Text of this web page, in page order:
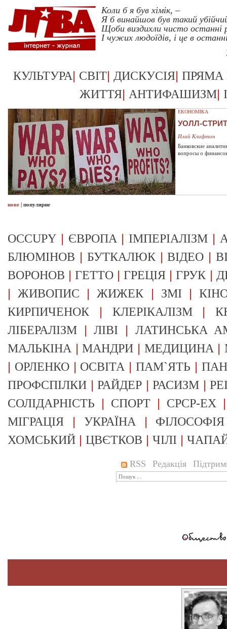
Коли б я був хімік, –
Я б винайшов був такий
Щоби виздихли чисто останні
І чужих людоїдів, і це в
КУЛЬТУРА| СВІТ| ДИСКУСІЯ| ПРЯМА
ЖИТТЯ| АНТИФАШИЗМ|
ЕКОНОМІКА
УОЛЛ-
Илай Клифтон
Банковские
вопросы о
нове | популярне
OCCUPY | ЄВРОПА | ІМПЕРІАЛІЗМ |
БЛЮМІНОВ | БУТКАЛЮК|ВІДЕО |
ВОРОНОВ |ГЕТТО |ГРЕЦІЯ |ГРУК |
|ЖИВОПИС |ЖИЖЕК | ЗМІ |
КИРПИЧЕНОК | КЛЕРІКАЛІЗМ|
ЛІБЕРАЛІЗМ |ЛІВІ | ЛАТИНСЬКА
МАЛЬКІНА |МАНДРИ | МЕДИЦИНА |
| ОРЛЕНКО| ОСВІТА |ПАМ`ЯТЬ |
ПРОФСПІЛКИ |РАЙДЕР |РАСИЗМ |
СОЛІДАРНІСТЬ | СПОРТ | СРСР-EX
МІГРАЦІЯ | УКРАЇНА | ФІЛОСОФІЯ
ХОМСЬКИЙ | ЦВЄТКОВ | ЧІЛІ |
RSS Редакція